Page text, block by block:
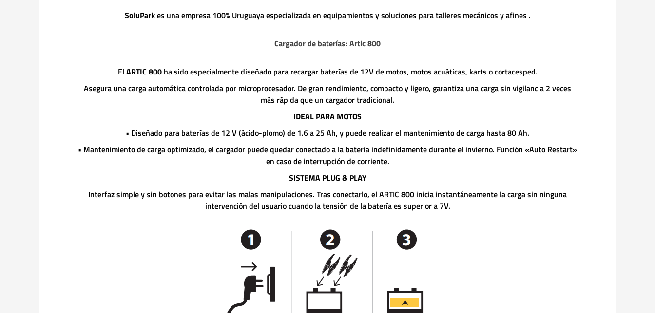
SoluParkes una empresa 100% Uruguaya especializada en equipamientos y soluciones para talleres mecánicos y afines .
Cargador de baterías: Artic 800
El ARTIC 800ha sido especialmente diseñado para recargar baterías de 12V de motos, motos acuáticas, karts o cortacesped.
Asegura una carga automática controlada por microprocesador. De gran rendimiento, compacto y ligero, garantiza una carga sin vigilancia 2 veces
más rápida que un cargador tradicional.
IDEAL PARA MOTOS
• Diseñado para baterías de 12 V (ácido-plomo) de 1.6 a 25 Ah, y puede realizar el mantenimiento de carga hasta 80 Ah.
• Mantenimiento de carga optimizado, el cargador puede quedar conectado a la batería indefinidamente durante el invierno. Función «Auto Restart»
en caso de interrupción de corriente.
SISTEMA PLUG & PLAY
Interfaz simple y sin botones para evitar las malas manipulaciones. Tras conectarlo, el ARTIC 800 inicia instantáneamente la carga sin ninguna
intervención del usuario cuando la tensión de la batería es superior a 7V.